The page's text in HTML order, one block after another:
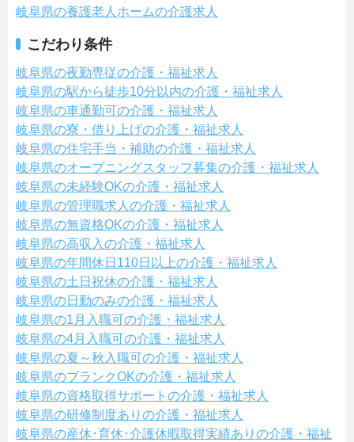
岐阜県の養護老人ホームの介護求人
こだわり条件
岐阜県の夜勤専従の介護・福祉求人
岐阜県の駅から徒歩10分以内の介護・福祉求人
岐阜県の車通勤可の介護・福祉求人
岐阜県の寮・借り上げの介護・福祉求人
岐阜県の住宅手当・補助の介護・福祉求人
岐阜県のオープニングスタッフ募集の介護・福祉求人
岐阜県の未経験OKの介護・福祉求人
岐阜県の管理職求人の介護・福祉求人
岐阜県の無資格OKの介護・福祉求人
岐阜県の高収入の介護・福祉求人
岐阜県の年間休日110日以上の介護・福祉求人
岐阜県の土日祝休の介護・福祉求人
岐阜県の日勤のみの介護・福祉求人
岐阜県の1月入職可の介護・福祉求人
岐阜県の4月入職可の介護・福祉求人
岐阜県の夏～秋入職可の介護・福祉求人
岐阜県のブランクOKの介護・福祉求人
岐阜県の資格取得サポートの介護・福祉求人
岐阜県の研修制度ありの介護・福祉求人
岐阜県の産休･育休･介護休暇取得実績ありの介護・福祉